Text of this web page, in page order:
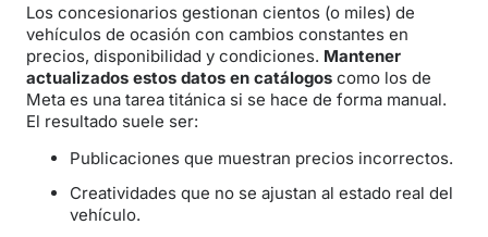
Los concesionarios gestionan cientos (o miles) de
vehículos de ocasión con cambios constantes en
precios, disponibilidad y condiciones. Mantener
actualizados estos datos en catálogos como los de
Meta es una tarea titánica si se hace de forma manual.
El resultado suele ser:
Publicaciones que muestran precios incorrectos.
Creatividades que no se ajustan al estado real del
vehículo.